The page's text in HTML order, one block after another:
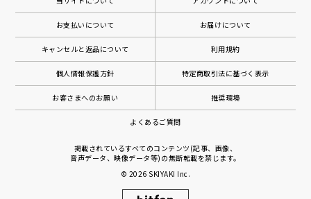
お支払いについて お届けについて
キャンセルと返品について 利用規約
個人情報保護方針 特定商取引法に基づく表示
お客さまへのお願い 推奨環境
よくあるご質問
掲載されているすべてのコンテンツ(記事、画像、
音声データ、映像データ等)の無断転載を禁じます。
© 2026 SKIYAKI Inc.